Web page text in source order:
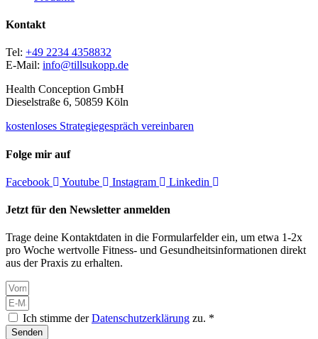
Kontakt
Tel: +49 2234 4358832
E-Mail: info@tillsukopp.de
Health Conception GmbH
Dieselstraße 6, 50859 Köln
kostenloses Strategiegespräch vereinbaren
Folge mir auf
Facebook Youtube Instagram Linkedin
Jetzt für den Newsletter anmelden
Trage deine Kontaktdaten in die Formularfelder ein, um etwa 1-2x
pro Woche wertvolle Fitness- und Gesundheitsinformationen direkt
aus der Praxis zu erhalten.
Ich stimme derDatenschutzerklärung zu. *
Senden